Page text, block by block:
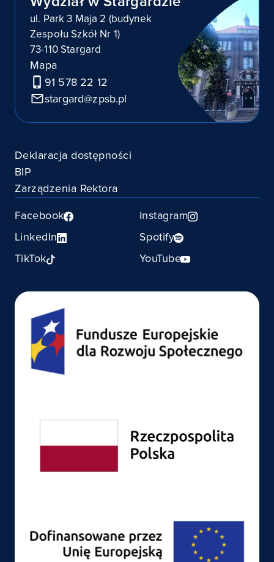
ul. Park 3 Maja 2 (budynek
Zespołu Szkół Nr 1)
73-110 Stargard
Mapa
91 578 22 12
stargard@zpsb.pl
Deklaracja dostępności
BIP
Zarządzenia Rektora
Facebook
Instagram
LinkedIn
Spotify
TikTok
YouTube